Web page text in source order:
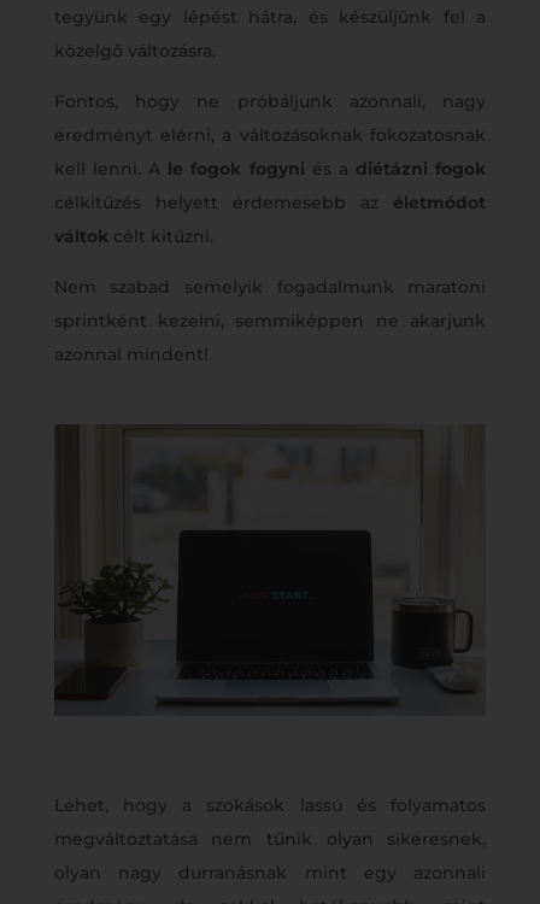
tegyünk egy lépést hátra, és készüljünk fel a
közelgő változásra.
Fontos, hogy ne próbáljunk azonnali, nagy
eredményt elérni, a változásoknak fokozatosnak
kell lenni. A le fogok fogyni és a diétázni fogok
célkitűzés helyett érdemesebb az életmódot
váltokcélt kitűzni.
Nem szabad semelyik fogadalmunk maratoni
sprintként kezelni, semmiképpen ne akarjunk
azonnal mindent!
Lehet, hogy a szokások lassú és folyamatos
megváltoztatása nem tűnik olyan sikeresnek,
olyan nagy durranásnak mint egy azonnali